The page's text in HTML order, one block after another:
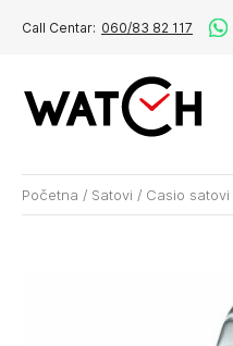
Call Centar: 060/83 82 117
Početna / Satovi / Casio satovi